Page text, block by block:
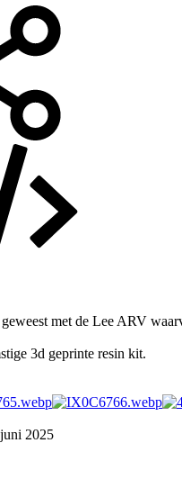
met de Lee ARV
3d geprinte resin kit.
2025